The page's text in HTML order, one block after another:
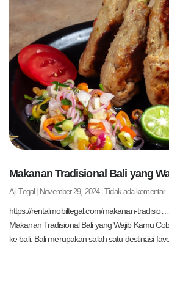
Makanan Tradisional Bali yang
Aji Tegal November 29, 2024 Tidak ada komentar
https://rentalmobiltegal.com/makanan-
Makanan Tradisional Bali yang Wajib Kamu
ke bali. Bali merupakan salah satu destinasi